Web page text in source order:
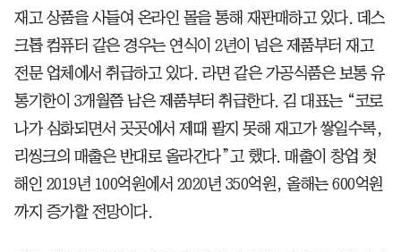
재고 상품을 사들여 온라인 몰을 통해 재판매하고 있다. 데스
크톱 컴퓨터 같은 경우는 연식이 2년이 넘은 제품부터 재고
전문 업체에서 취급하고 있다. 라면 같은 가공식품은 보통 유
통기한이 3개월쯤 남은 제품부터 취급한다. 김 대표는 “코로
나가 심화되면서 곳곳에서 제때 팔지 못해 재고가 쌓일수록,
리씽크의 매출은 반대로 올라간다”고 했다. 매출이 창업 첫
해인 2019년 100억원에서 2020년 350억원, 올해는 600억원
까지 증가할 전망이다.